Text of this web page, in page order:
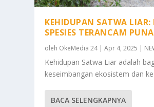
KEHIDUPAN SATWA
SPESIES TERANCAM
oleh OkeMedia 24|Apr 4, 2025 |
Kehidupan Satwa Liar adalah
keseimbangan ekosistem dan
BACA SELENGKAPNYA